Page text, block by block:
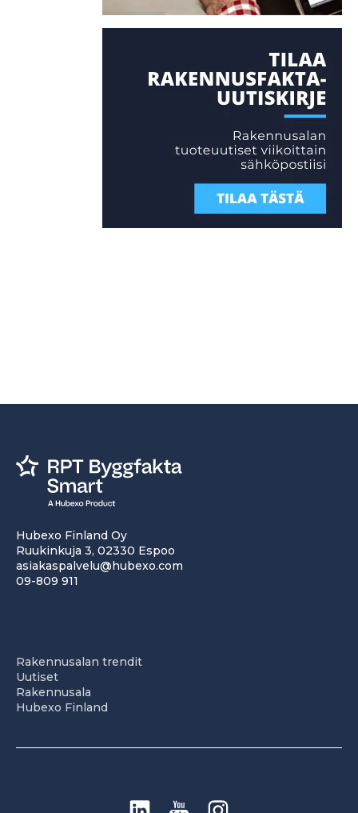
Hubexo Finland Oy
Ruukinkuja 3, 02330 Espoo
asiakaspalvelu@hubexo.com
09-809 911
Rakennusalan trendit
Uutiset
Rakennusala
Hubexo Finland